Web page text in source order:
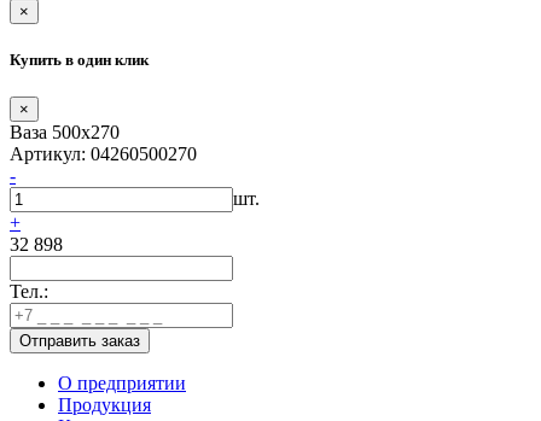
×
Купить в один клик
×
Ваза 500х270
Артикул: 04260500270
-
шт.
+
32 898
Тел.:
О предприятии
Продукция